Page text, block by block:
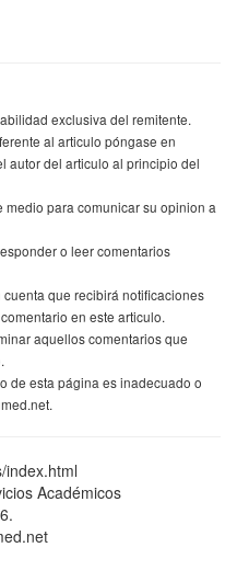
exclusiva del remitente.
al articulo póngase en
autor del articulo al principio del
para comunicar su opinion a
o leer comentarios
que recibirá notificaciones
en este articulo.
aquellos comentarios que
de esta página es inadecuado o
index.html
Académicos